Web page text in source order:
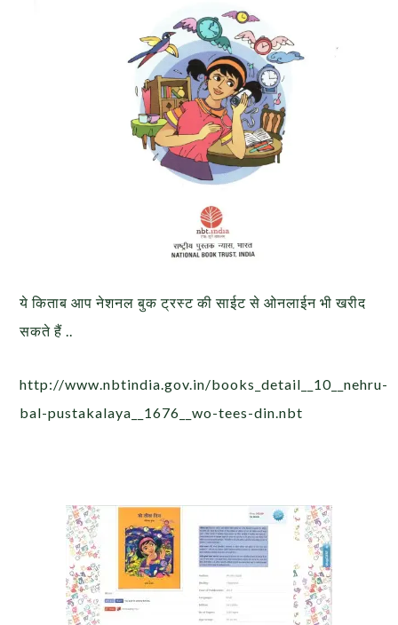
ये किताब आप नेशनल बुक ट्रस्ट की साईट से ओनलाईन भी खरीद
सकते हैं ..
http://www.nbtindia.gov.in/books_detail__10__nehru-
bal-pustakalaya__1676__wo-tees-din.nbt